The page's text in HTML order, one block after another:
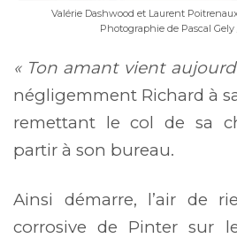
Valérie Dashwood et Laurent
Photographie de Pascal
« Ton amant vient
négligemment Richard à
remettant le col de sa
partir à son bureau.
Ainsi démarre, l’air de
corrosive de Pinter sur